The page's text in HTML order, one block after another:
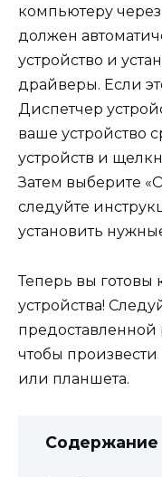
компьютеру
должен
устройство и
драйверы. Если
Диспетчер
ваше устройство
устройств и
Затем выберите
следуйте
установить
Теперь вы
устройства!
чтобы
или планшета.
Содержание